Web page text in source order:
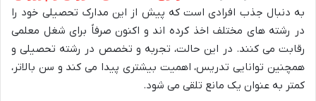
به دنبال جذب افرادی است که پیش از این مدارک تحصیلی خود را
در رشته های مختلف اخذ کرده اند و اکنون صرفاً برای شغل معلمی
رقابت می کنند. در این حالت، تجربه و تخصص در رشته تحصیلی و
همچنین توانایی تدریس، اهمیت بیشتری پیدا می کند و سن بالاتر،
کمتر به عنوان یک مانع تلقی می شود.